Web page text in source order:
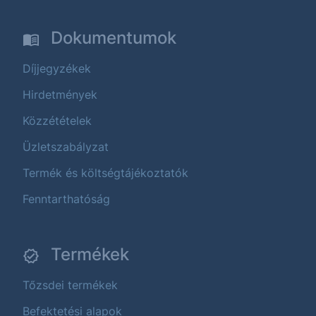
Dokumentumok
Díjjegyzékek
Hirdetmények
Közzétételek
Üzletszabályzat
Termék és költségtájékoztatók
Fenntarthatóság
Termékek
Tőzsdei termékek
Befektetési alapok